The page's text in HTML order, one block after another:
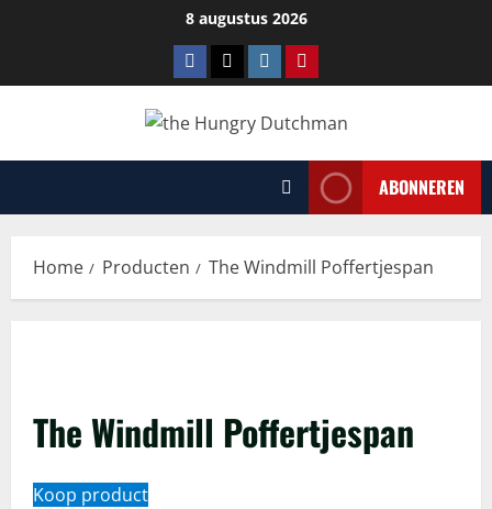
8 augustus 2026
Facebook
TiktokInstagramPinterest
ABONNEREN
Home Producten The Windmill Poffertjespan
The Windmill Poffertjespan
Koop product